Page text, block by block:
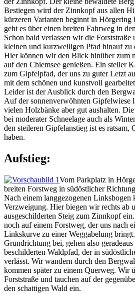
Bestiegen wird der Zinnkopf aus allen
kürzeren Varianten beginnt in Hörgering
geht es über einen breiten Fahrweg in
Schon bald verlassen wir die Forststraße
kleinen und kurzweiligen Pfad hinauf zu
Hier können wir den Blick hinüber zum
auf den Chiemsee genießen. Ein steiler
zum Gipfelpfad, der uns zu guter Letzt
mit dem schönen und kunstvoll
Leider ist der Ausblick durch den
Auf der sonnenverwöhnten Gipfelwiese
vielen Holzbänke aber gut aushalten.
bei moderater Schneelage auch als
den steileren Gipfelanstieg ist es ratsam,
haben.
Aufstieg:
Vom Parkplatz in
breiten Forstweg in südöstlicher
Nach einem langgezogenen Linksbogen
Verzweigung. Hier biegen wir rechts ab
ausgeschilderten Steig zum Zinnkopf
noch auf einem Forstweg, der uns nach
Linkskurve zu einer Weggabelung
Grundrichtung bei, gehen also
beschilderten Waldpfad, der in
verlässt. Wir wandern durch den
kommen später zu einem Querweg. Wir
Forststraße und tauchen auf der
den schattigen Wald ein.